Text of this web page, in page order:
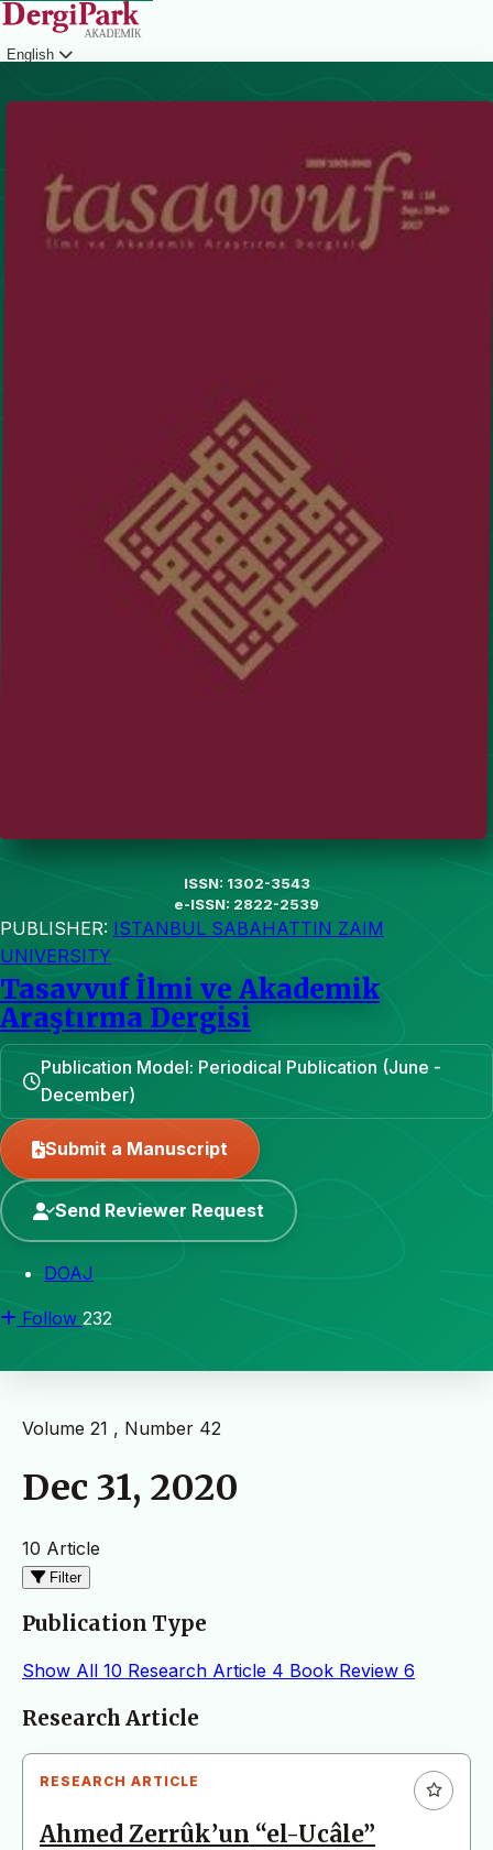
English
ISSN: 1302-3543
e-ISSN: 2822-2539
PUBLISHER: ISTANBUL SABAHATTIN ZAIM
UNIVERSITY
Tasavvuf İlmi ve Akademik
Araştırma Dergisi
Publication Model: Periodical Publication (June -
December)
Submit a Manuscript
Send Reviewer Request
DOAJ
Follow 232
Volume 21 , Number 42
Dec 31, 2020
10 Article
Filter
Publication Type
Show All 10 Research Article 4 Book Review 6
Articles
Research Article
RESEARCH ARTICLE
Ahmed Zerrûk’un “el-Ucâle”